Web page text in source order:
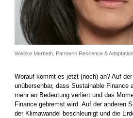
Wiebke Merbeth, Partnerin Resilience &
Worauf kommt es jetzt (noch) an? Auf
unübersehbar, dass Sustainable Finance
mehr an Bedeutung verliert und das
Finance gebremst wird. Auf der anderen
der Klimawandel beschleunigt und die